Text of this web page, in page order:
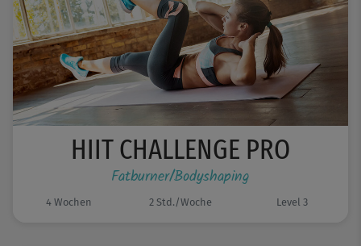
HIIT CHALLENGE PRO
Fatburner/Bodyshaping
4 Wochen 2 Std./Woche Level 3